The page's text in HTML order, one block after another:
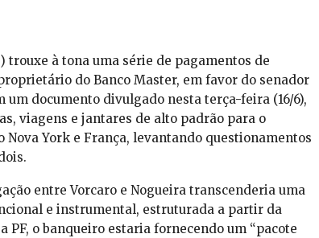
à tona uma série de pagamentos de
do Banco Master, em favor do senador
um documento divulgado nesta terça-feira (16/6),
viagens e jantares de alto padrão para o
York e França, levantando questionamentos
entre Vorcaro e Nogueira transcenderia uma
e instrumental, estruturada a partir da
PF, o banqueiro estaria fornecendo um “pacote